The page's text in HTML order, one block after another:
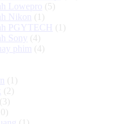
Lowepro (5)
Nikon
(1)
PGYTECH
(1)
Sony (4)
phim (4)
(1)
(2)
(3)